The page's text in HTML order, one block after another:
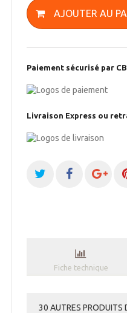
AJOUTER AU
Paiement sécurisé par
Livraison Express ou
Fiche technique
30 AUTRES PRODUITS